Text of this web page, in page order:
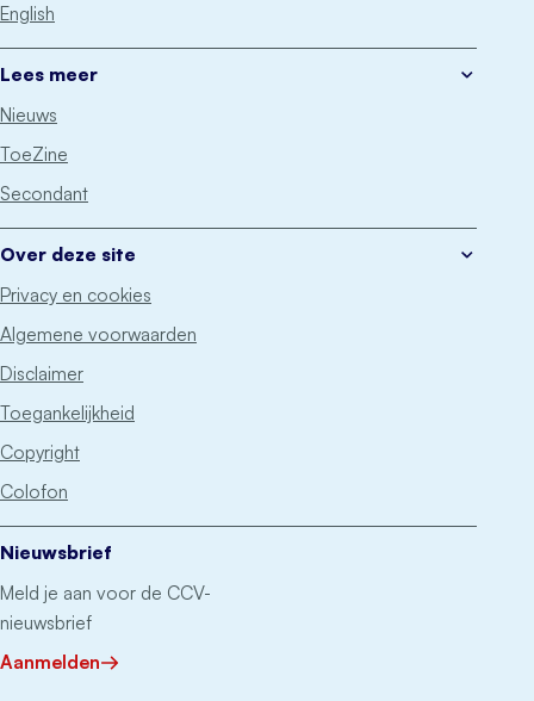
English
Lees meer
Nieuws
ToeZine
Secondant
Over deze site
Privacy en cookies
Algemene voorwaarden
Disclaimer
Toegankelijkheid
Copyright
Colofon
Nieuwsbrief
Meld je aan voor de CCV-
nieuwsbrief
Aanmelden